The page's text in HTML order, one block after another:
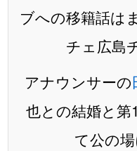
ブへの移籍話は
チェ広島
アナウンサーの
也との結婚と第
て公の